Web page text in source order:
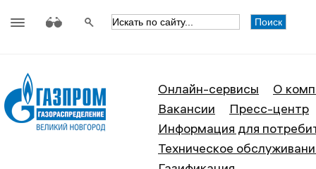
Онлайн-сервисы
О
Вакансии
Пресс-центр
Информация для
Техническое